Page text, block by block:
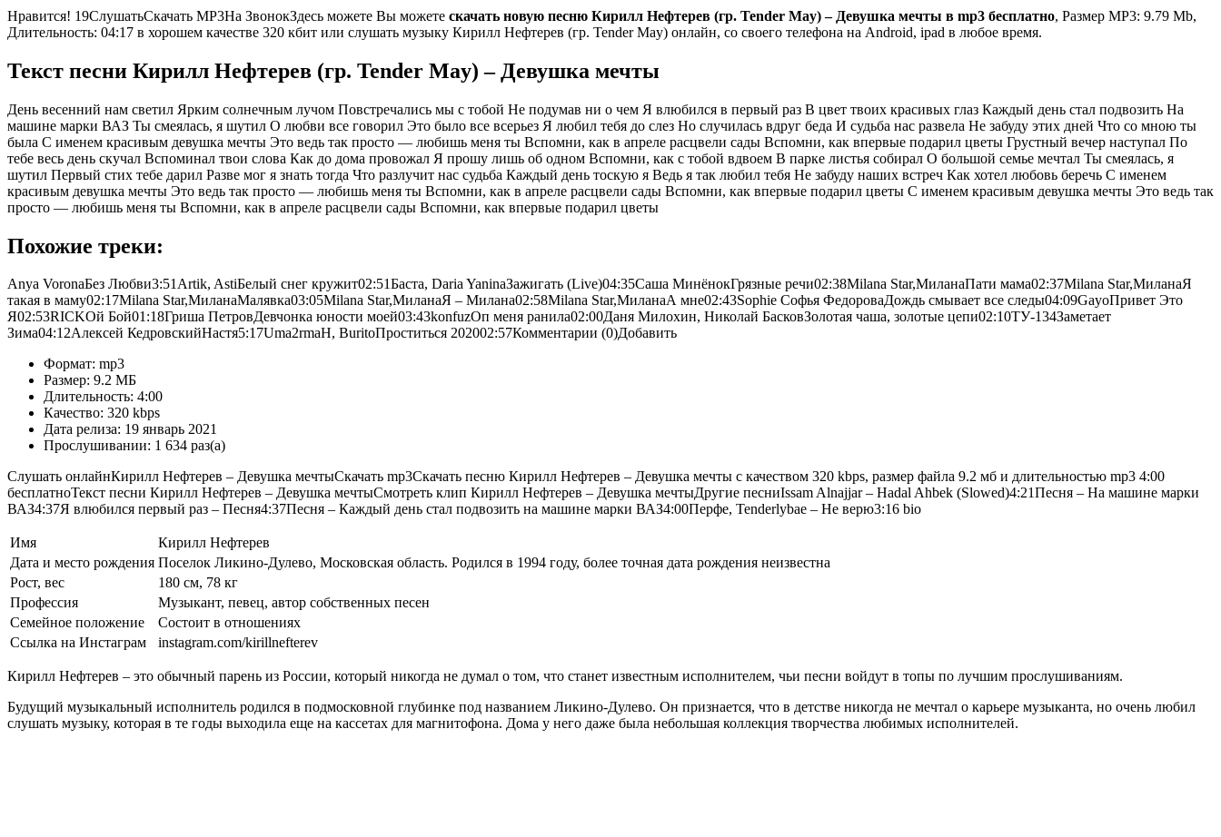
Нравится! 19СлушатьСкачать MP3На ЗвонокЗдесь можете Вы можете скачать новую песню Кирилл Нефтерев (гр. Tender May) – Девушка мечты в mp3 бесплатно, Размер MP3: 9.79 Mb,
Длительность: 04:17 в хорошем качестве 320 кбит или слушать музыку Кирилл Нефтерев (гр. Tender May) онлайн, со своего телефона на Android, ipad в любое время.
Текст песни Кирилл Нефтерев (гр. Tender May) – Девушка мечты
День весенний нам светил Ярким солнечным лучом Повстречались мы с тобой Не подумав ни о чем Я влюбился в первый раз В цвет твоих красивых глаз Каждый день стал подвозить На
машине марки ВАЗ Ты смеялась, я шутил О любви все говорил Это было все всерьез Я любил тебя до слез Но случилась вдруг беда И судьба нас развела Не забуду этих дней Что со мною ты
была С именем красивым девушка мечты Это ведь так просто — любишь меня ты Вспомни, как в апреле расцвели сады Вспомни, как впервые подарил цветы Грустный вечер наступал По
тебе весь день скучал Вспоминал твои слова Как до дома провожал Я прошу лишь об одном Вспомни, как с тобой вдвоем В парке листья собирал О большой семье мечтал Ты смеялась, я
шутил Первый стих тебе дарил Разве мог я знать тогда Что разлучит нас судьба Каждый день тоскую я Ведь я так любил тебя Не забуду наших встреч Как хотел любовь беречь С именем
красивым девушка мечты Это ведь так просто — любишь меня ты Вспомни, как в апреле расцвели сады Вспомни, как впервые подарил цветы С именем красивым девушка мечты Это ведь так
просто — любишь меня ты Вспомни, как в апреле расцвели сады Вспомни, как впервые подарил цветы
Похожие треки:
Anya VoronaБез Любви3:51Artik, AstiБелый снег кружит02:51Баста, Daria YaninaЗажигать (Live)04:35Саша МинёнокГрязные речи02:38Milana Star,МиланаПати мама02:37Milana Star,МиланаЯ
такая в маму02:17Milana Star,МиланаМалявка03:05Milana Star,МиланаЯ – Милана02:58Milana Star,МиланаА мне02:43Sophie Софья ФедороваДождь смывает все следы04:09GayoПривет Это
Я02:53RICKОй Бой01:18Гриша ПетровДевчонка юности моей03:43konfuzОп меня ранила02:00Даня Милохин, Николай БасковЗолотая чаша, золотые цепи02:10ТУ-134Заметает
Зима04:12Алексей КедровскийНастя5:17Uma2rmaH, BuritoПроститься 202002:57Комментарии (0)Добавить
Формат: mp3
Размер: 9.2 МБ
Длительность: 4:00
Качество: 320 kbps
Дата релиза: 19 январь 2021
Прослушивании: 1 634 раз(а)
Слушать онлайнКирилл Нефтерев – Девушка мечтыСкачать mp3Скачать песню Кирилл Нефтерев – Девушка мечты с качеством 320 kbps, размер файла 9.2 мб и длительностью mp3 4:00
бесплатноТекст песни Кирилл Нефтерев – Девушка мечтыСмотреть клип Кирилл Нефтерев – Девушка мечтыДругие песниIssam Alnajjar – Hadal Ahbek (Slowed)4:21Песня – На машине марки
ВАЗ4:37Я влюбился первый раз – Песня4:37Песня – Каждый день стал подвозить на машине марки ВАЗ4:00Перфе, Tenderlybae – Не верю3:16 bio
Имя
Кирилл Нефтерев
Дата и место рождения Поселок Ликино-Дулево, Московская область. Родился в 1994 году, более точная дата рождения неизвестна
Рост, вес
180 см, 78 кг
Профессия
Музыкант, певец, автор собственных песен
Семейное положение
Состоит в отношениях
Ссылка на Инстаграм
instagram.com/kirillnefterev
Кирилл Нефтерев – это обычный парень из России, который никогда не думал о том, что станет известным исполнителем, чьи песни войдут в топы по лучшим прослушиваниям.
Будущий музыкальный исполнитель родился в подмосковной глубинке под названием Ликино-Дулево. Он признается, что в детстве никогда не мечтал о карьере музыканта, но очень любил
слушать музыку, которая в те годы выходила еще на кассетах для магнитофона. Дома у него даже была небольшая коллекция творчества любимых исполнителей.